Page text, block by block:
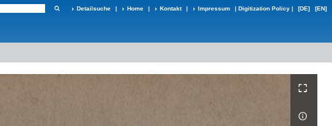
Detailsuche | Home | Kontakt | Impressum | Digitization Policy | [DE] [EN]